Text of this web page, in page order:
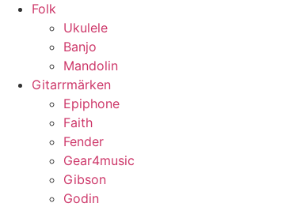
Folk
Ukulele
Banjo
Mandolin
Gitarrmärken
Epiphone
Faith
Fender
Gear4music
Gibson
Godin